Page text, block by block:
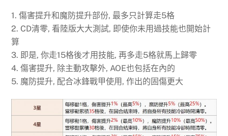
1. 傷害提升和魔防提升部份, 最多只計算走5格
2. CD清零, 看陸版大大測試, 即使你未用過技能也開始計
算
3. 即是, 你走15格後才用技能, 再多走5格就馬上歸零
4. 傷害提升, 除主動攻擊外, AOE也包括在內的
5. 魔防提升, 配合冰鋒戰甲使用, 作出的固傷更大